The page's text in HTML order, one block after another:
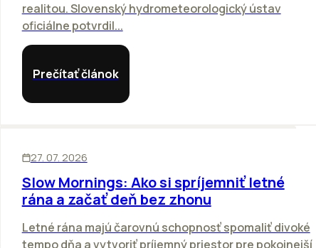
realitou. Slovenský hydrometeorologický ústav
oficiálne potvrdil...
Prečítať článok
27. 07. 2026
Slow Mornings: Ako si spríjemniť letné
rána a začať deň bez zhonu
Letné rána majú čarovnú schopnosť spomaliť divoké
tempo dňa a vytvoriť príjemný priestor pre pokojnejší